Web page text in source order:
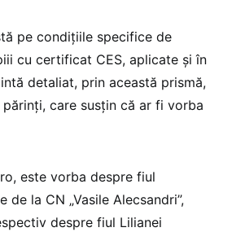
pe condițiile specifice de
cu certificat CES, aplicate și în
detaliat, prin această prismă,
care susțin că ar fi vorba
este vorba despre fiul
la CN „Vasile Alecsandri”,
despre fiul Lilianei